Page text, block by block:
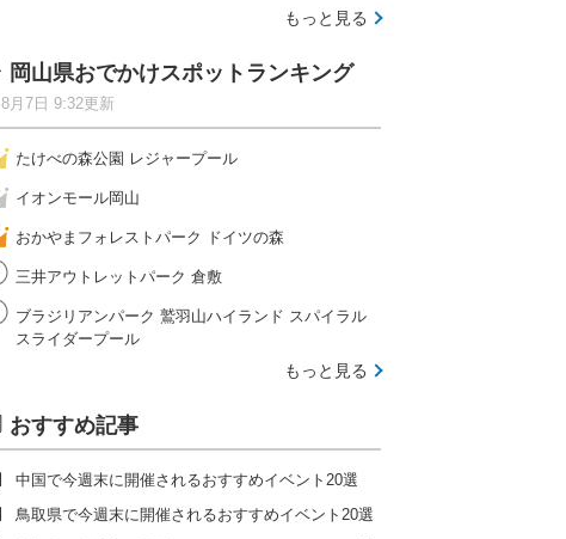
もっと見る
岡山県おでかけスポットランキング
8月7日 9:32更新
たけべの森公園 レジャープール
イオンモール岡山
おかやまフォレストパーク ドイツの森
三井アウトレットパーク 倉敷
ブラジリアンパーク 鷲羽山ハイランド スパイラル
スライダープール
もっと見る
おすすめ記事
中国で今週末に開催されるおすすめイベント20選
鳥取県で今週末に開催されるおすすめイベント20選